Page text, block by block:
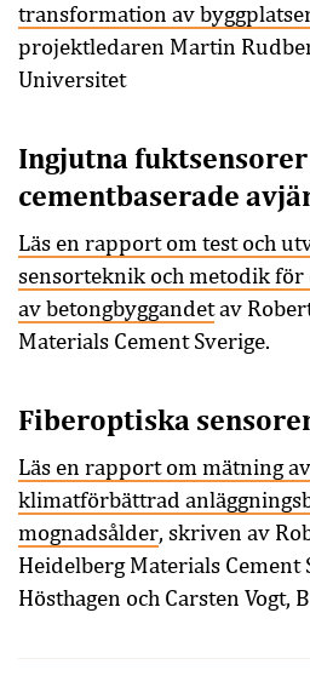
transformation av
projektledaren Martin
Universitet
Ingjutna
cementbaserade
Läs en rapport om test och
sensorteknik och metodik
av betongbyggandetav
Materials Cement Sverige.
Fiberoptiska
Läs en rapport om mätning
klimatförbättrad
mognadsålder, skriven av
Heidelberg Materials Cement
Hösthagen och Carsten Vogt,